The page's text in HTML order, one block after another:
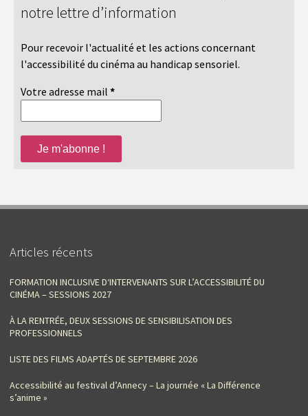
notre lettre d’information
Pour recevoir l'actualité et les actions concernant
l'accessibilité du cinéma au handicap sensoriel.
Votre adresse mail *
Articles récents
FORMATION INCLUSIVE D‘INTERVENANTS SUR L’ACCESSIBILITÉ DU
CINÉMA – SESSIONS 2027
À LA RENTRÉE, DEUX SESSIONS DE SENSIBILISATION DES
PROFESSIONNELS
LISTE DES FILMS ADAPTÉS DE SEPTEMBRE 2026
Accessibilité au festival d’Annecy – La journée « La Différence
s’anime »